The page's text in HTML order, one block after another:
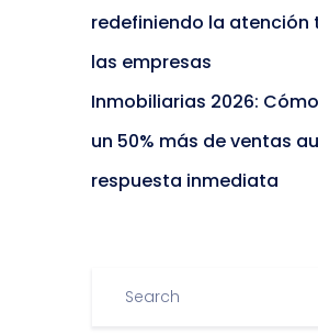
redefiniendo la atención
las empresas
Inmobiliarias 2026:
un 50% más de ventas
respuesta inmediata